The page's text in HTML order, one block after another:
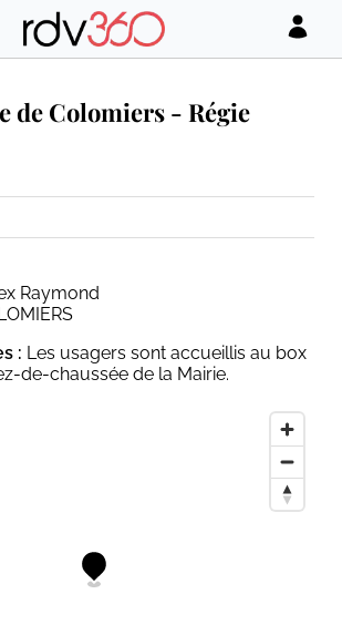
Raymond
: Les usagers sont accueillis au box
de-chaussée de la Mairie.
de Colomiers - Régie